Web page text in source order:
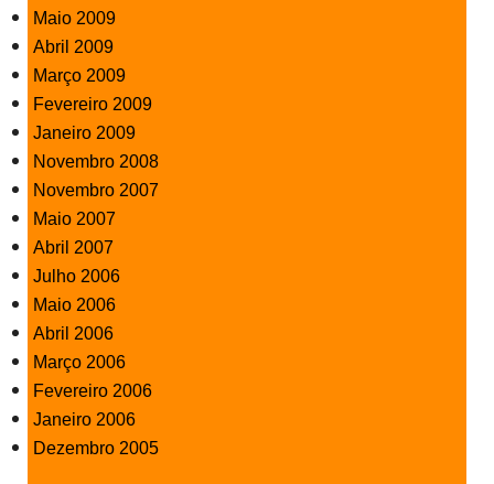
Maio 2009
Abril 2009
Março 2009
Fevereiro 2009
Janeiro 2009
Novembro 2008
Novembro 2007
Maio 2007
Abril 2007
Julho 2006
Maio 2006
Abril 2006
Março 2006
Fevereiro 2006
Janeiro 2006
Dezembro 2005